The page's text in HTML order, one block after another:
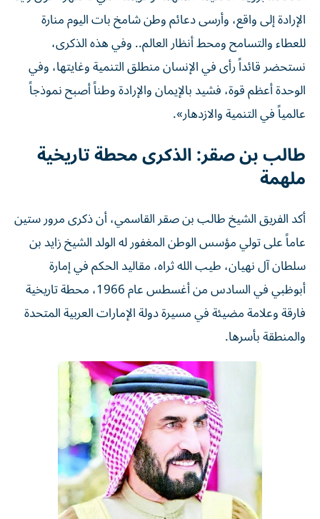
الإرادة إلى واقع، وأرسى دعائم وطن شامخ بات اليوم منارة
للعطاء والتسامح ومحط أنظار العالم.. وفي هذه الذكرى،
نستحضر قائداً رأى في الإنسان منطلق التنمية وغايتها، وفي
الوحدة أعظم قوة، فشيد بالإيمان والإرادة وطناً أصبح نموذجاً
عالمياً في التنمية والازدهار».
طالب بن صقر: الذكرى محطة تاريخية
ملهمة
أكد الفريق الشيخ طالب بن صقر القاسمي، أن ذكرى مرور ستين
عاماً على تولي مؤسس الوطن المغفور له الولد الشيخ زايد بن
سلطان آل نهيان، طيب الله ثراه، مقاليد الحكم في إمارة
أبوظبي في السادس من أغسطس عام 1966، محطة تاريخية
فارقة وعلامة مضيئة في مسيرة دولة الإمارات العربية المتحدة
والمنطقة بأسرها.